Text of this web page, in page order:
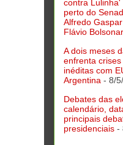
contra Lulinha'
perto do
Alfredo
Flávio
A dois meses
enfrenta
inéditas com
Argentina - 8/
Debates das
calendário,
principais
presidenciais -